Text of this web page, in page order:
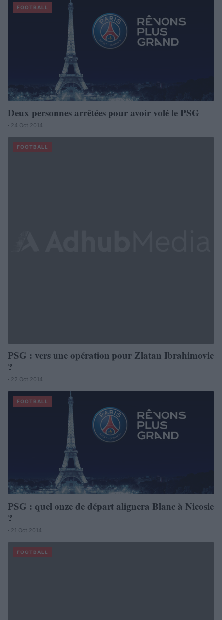
FOOTBALL
Deux personnes arrêtées pour avoir volé le PSG
· 24 Oct 2014
FOOTBALL
PSG : vers une opération pour Zlatan Ibrahimovic
?
· 22 Oct 2014
FOOTBALL
PSG : quel onze de départ alignera Blanc à Nicosie
?
· 21 Oct 2014
FOOTBALL